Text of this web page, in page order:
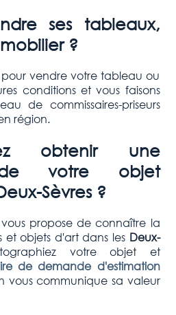
ses tableaux,
?
pour vendre votre tableau ou
conditions et vous faisons
de commissaires-priseurs
région.
obtenir une
de votre objet
Sèvres?
propose de connaître la
et objets d'art dans lesDeux-
votre objet et
de demande d'estimation
vous communique sa valeur